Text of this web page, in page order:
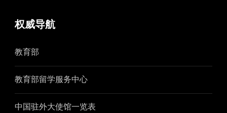
权威导航
教育部
教育部留学服务中心
中国驻外大使馆一览表